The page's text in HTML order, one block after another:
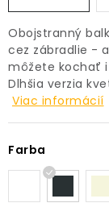
ZNAČKY
Obchodné
Podmienky
Spôsoby platby
Kontakt /
Obojstranný
cez zábradlie -
môžete kochať i
Dlhšia verzia
Viac informácií
Farba